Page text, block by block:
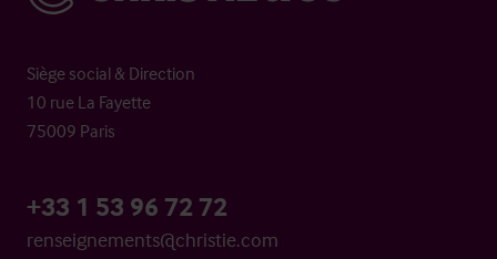
Siège social & Direction
10 rue La Fayette
75009 Paris
+33 1 53 96 72 72
renseignements@christie.com